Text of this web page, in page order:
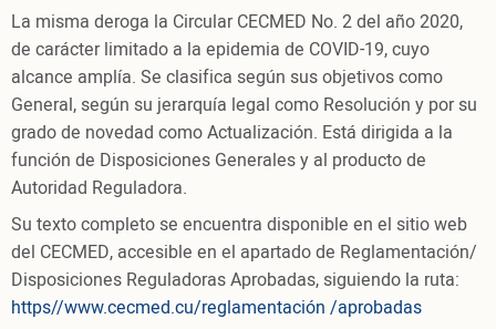
La misma deroga la Circular CECMED No. 2 del año 2020,
de carácter limitado a la epidemia de COVID-19, cuyo
alcance amplía. Se clasifica según sus objetivos como
General, según su jerarquía legal como Resolución y por su
grado de novedad como Actualización. Está dirigida a la
función de Disposiciones Generales y al producto de
Autoridad Reguladora.
Su texto completo se encuentra disponible en el sitio web
del CECMED, accesible en el apartado de Reglamentación/
Disposiciones Reguladoras Aprobadas, siguiendo la ruta:
https//www.cecmed.cu/reglamentación /aprobadas